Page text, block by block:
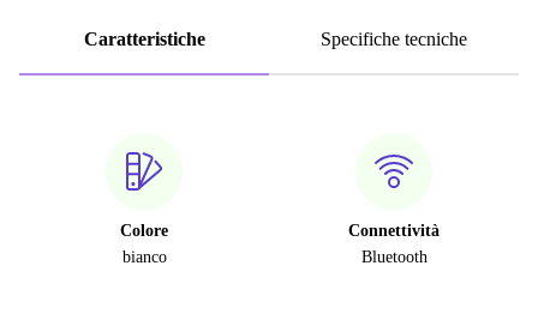
Caratteristiche Specifiche tecniche
Colore
bianco
Connettività
Bluetooth